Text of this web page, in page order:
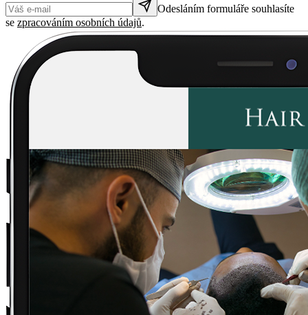
Odesláním formuláře souhlasíte
se zpracováním osobních údajů.